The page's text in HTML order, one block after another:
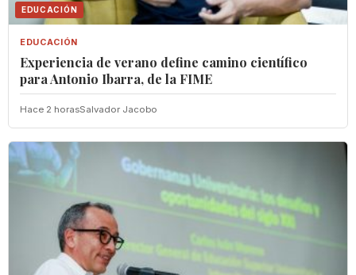
EDUCACIÓN
EDUCACIÓN
Experiencia de verano define camino científico
para Antonio Ibarra, de la FIME
Hace 2 horasSalvador Jacobo